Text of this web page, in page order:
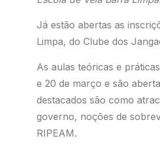
Já estão abertas as
Limpa, do Clube dos
As aulas teóricas e
e 20 de março e são
destacados são como
governo, noções de
RIPEAM.